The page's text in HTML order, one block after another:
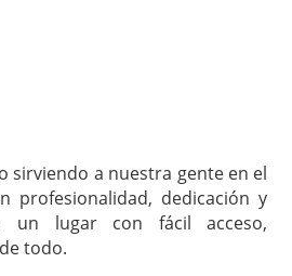
sirviendo a nuestra gente en el
profesionalidad, dedicación y
un lugar con fácil acceso,
todo.